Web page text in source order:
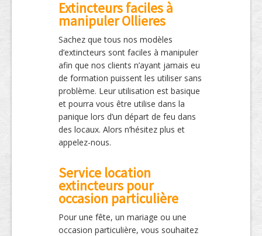
Extincteurs faciles à
manipuler Ollieres
Sachez que tous nos modèles
d’extincteurs sont faciles à manipuler
afin que nos clients n’ayant jamais eu
de formation puissent les utiliser sans
problème. Leur utilisation est basique
et pourra vous être utilise dans la
panique lors d’un départ de feu dans
des locaux. Alors n’hésitez plus et
appelez-nous.
Service location
extincteurs pour
occasion particulière
Pour une fête, un mariage ou une
occasion particulière, vous souhaitez